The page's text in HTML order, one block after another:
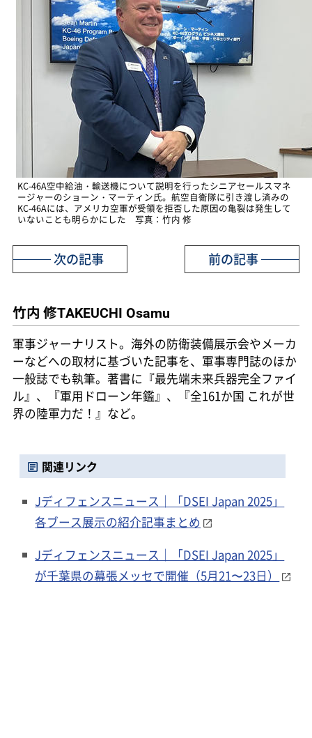
KC-46A空中給油・輸送機について説明を行ったシニアセールスマネ
ージャーのショーン・マーティン氏。航空自衛隊に引き渡し済みの
KC-46Aには、アメリカ空軍が受領を拒否した原因の亀裂は発生して
いないことも明らかにした 写真：竹内 修
前の記事
次の記事
竹内 修TAKEUCHI Osamu
軍事ジャーナリスト。海外の防衛装備展示会やメーカ
ーなどへの取材に基づいた記事を、軍事専門誌のほか
一般誌でも執筆。著書に『最先端未来兵器完全ファイ
ル』、『軍用ドローン年鑑』、『全161か国 これが世
界の陸軍力だ！』など。
関連リンク
Jディフェンスニュース｜「DSEI Japan 2025」
各ブース展示の紹介記事まとめ
Jディフェンスニュース｜「DSEI Japan 2025」
が千葉県の幕張メッセで開催（5月21〜23日）